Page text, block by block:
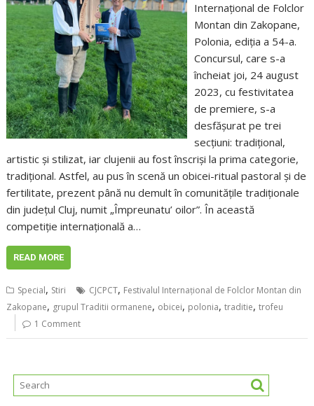
Internațional de Folclor
Montan din Zakopane,
Polonia, ediția a 54-a.
Concursul, care s-a
încheiat joi, 24 august
2023, cu festivitatea
de premiere, s-a
desfășurat pe trei
secțiuni: tradițional,
artistic și stilizat, iar clujenii au fost înscriși la prima categorie,
tradițional. Astfel, au pus în scenă un obicei-ritual pastoral și de
fertilitate, prezent până nu demult în comunitățile tradiționale
din județul Cluj, numit „Împreunatu’ oilor”. În această
competiție internaţională a…
READ MORE
Special, Stiri CJCPCT, Festivalul Internațional de Folclor Montan din
Zakopane, grupul Traditii ormanene, obicei, polonia,traditie,trofeu
1 Comment